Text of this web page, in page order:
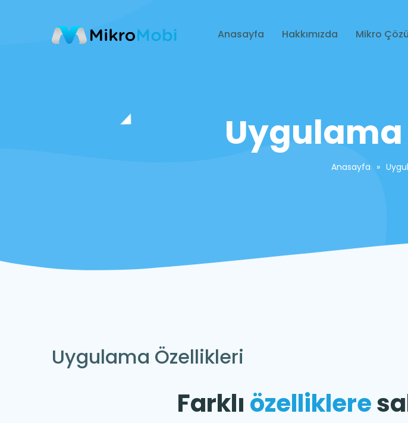
Anasayfa Hakkımızda Mikro
Anasayfa »
Uygulama Özellikleri
Farklı özelliklere